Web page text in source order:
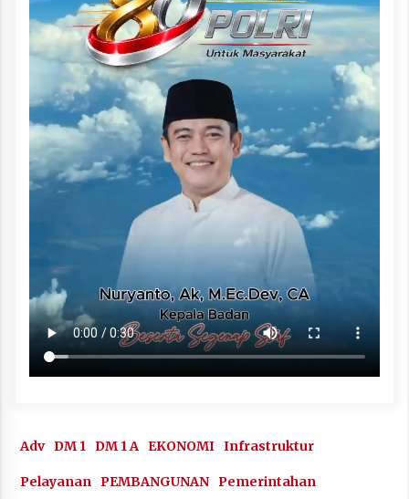
Adv DM 1 DM 1 A EKONOMI Infrastruktur
Pelayanan PEMBANGUNAN Pemerintahan